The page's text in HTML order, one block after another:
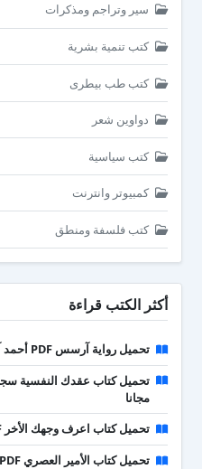
سير وتراجم ومذكرات
كتب تنمية بشرية
كتب طب بيطرى
دواوين شعر
كتب سياسية
كمبيوتر وانترنت
كتب فلسفة ومنطق
أكثر الكتب قراءة
تحميل رواية آرسس PDF أحمد آل حمدان
مجانا
تحميل كتاب اعرف وجهك الأخر PDF يوسف الحسني
تحميل كتاب الأمير العصري PDF تأليف كارنز لورد كامل مجانا